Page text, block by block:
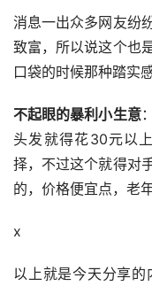
消息一出众多网友纷
致富，所以说这个也
口袋的时候那种踏实
不起眼的暴利小生意
头发就得花30元以
择，不过这个就得对
的，价格便宜点，老
x
以上就是今天分享的